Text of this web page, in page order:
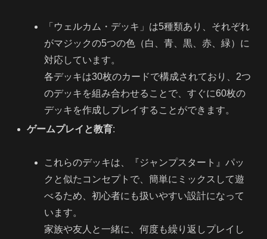
「ウェルカム・デッキ」は5種類あり、それぞれ
がマジックの5つの色（白、青、黒、赤、緑）に
対応しています。
各デッキは30枚のカードで構成されており、2つ
のデッキを組み合わせることで、すぐに60枚の
デッキを作成しプレイすることができます。
ゲームプレイと教育:
これらのデッキは、『ジャンプスタート』パッ
クと似たコンセプトで、簡単にミックスして遊
べるため、初心者にも扱いやすい設計になって
います。
家族や友人と一緒に、何度も繰り返しプレイし